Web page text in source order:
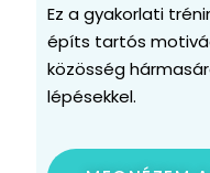
Ez a gyakorlati
építs tartós
közösség
lépésekkel.